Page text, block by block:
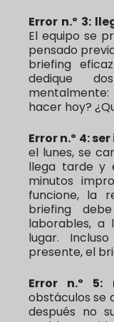
Error n.º 3:
El equipo se
pensado
briefing
dedique
hacer hoy?
Error n.º 4:
el lunes, se
llega tarde y
minutos
funcione, la
briefing
laborables, a
lugar.
presente, el
Error n.º 5:
obstáculos se
después no